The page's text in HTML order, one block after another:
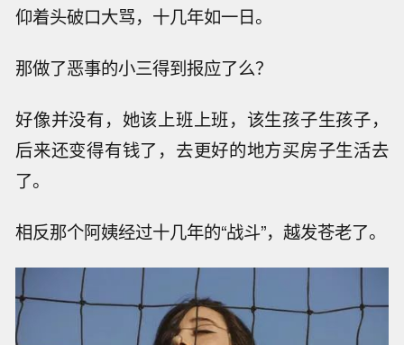
仰着头破口大骂，十几年如一日。
那做了恶事的小三得到报应了么？
好像并没有，她该上班上班，该生孩子生孩子，
后来还变得有钱了，去更好的地方买房子生活去
了。
相反那个阿姨经过十几年的“战斗”，越发苍老了。